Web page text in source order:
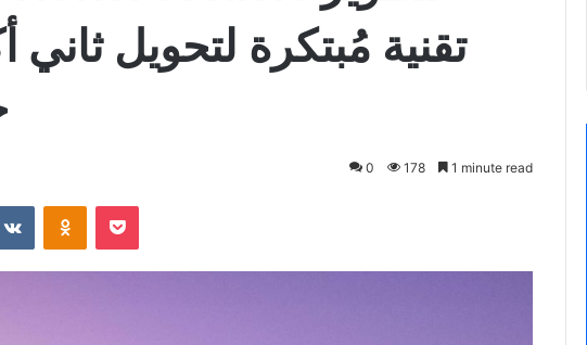
تقنية مُبتكرة لتحويل
0 178 1 minute read
VKontakteOdnoklassniki
Pocket